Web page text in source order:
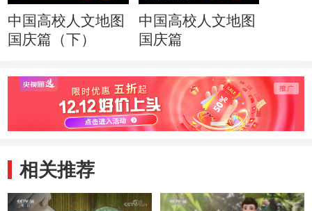
中国高校人文地图
国庆篇（下）
中国高校人文地图
国庆篇
相关推荐